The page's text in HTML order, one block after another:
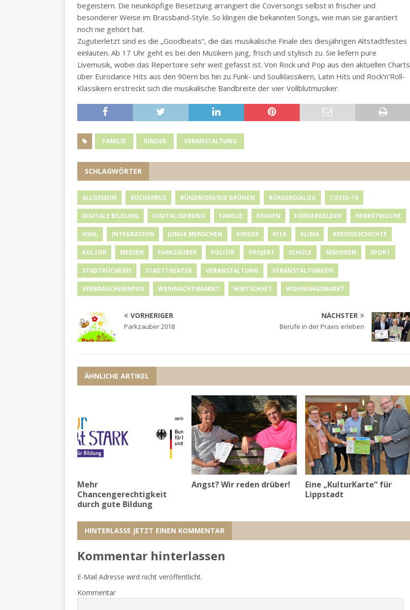
begeistern. Die neunköpfige Besetzung arrangiert die Coversongs selbst in frischer und
besonderer Weise im Brassband-Style. So klingen die bekannten Songs, wie man sie garantiert
noch nie gehört hat.
Zuguterletzt sind es die „Goodbeats“, die das musikalische Finale des diesjährigen Altstadtfestes
einläuten. Ab 17 Uhr geht es bei den Musikern jung, frisch und stylisch zu. Sie liefern pure
Livemusik, wobei das Repertoire sehr weit gefasst ist. Von Rock und Pop aus den aktuellen Charts
über Eurodance Hits aus den 90ern bis hin zu Funk- und Soulklassikern, Latin Hits und Rock’n‘Roll-
Klassikern erstreckt sich die musikalische Bandbreite der vier Vollblutmusiker.
FAMILIE KINDER VERANSTALTUNG
SCHLAGWÖRTER
ALLGEMEIN BÜCHERBUS BÜNDNIS90/DIE GRÜNEN BÜRGERDIALOG COVID-19
DIGITALE BILDUNG DIGITALISIERUNG FAMILIE FRAUEN FÖRDERGELDER HERBSTWOCHE
HSHL INTEGRATION JUNGE MENSCHEN KINDER KITA KLIMA KREISGESCHICHTE
KULTUR MEDIEN PARKZAUBER POLITIK PROJEKT SCHULE SENIOREN SPORT
STADTBÜCHEREI STADTTHEATER VERANSTALTUNG VERANSTALTUNGEN
VERBRAUCHERINFOS WEIHNACHTSMARKT WIRTSCHAFT WOHNUNGSMARKT
VORHERIGER
Parkzauber 2018
NÄCHSTER
Berufe in der Praxis erleben
ÄHNLICHE ARTIKEL
Mehr
Chancengerechtigkeit
durch gute Bildung
Angst? Wir reden drüber!
Eine „KulturKarte“ für
Lippstadt
HINTERLASSE JETZT EINEN KOMMENTAR
Kommentar hinterlassen
E-Mail Adresse wird nicht veröffentlicht.
Kommentar